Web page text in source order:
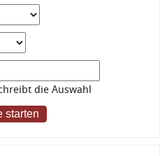
die Auswahl
starten